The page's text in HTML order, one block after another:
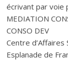
écrivant par voie
MEDIATION
CONSO DEV
Centre d’Affaires
Esplanade de